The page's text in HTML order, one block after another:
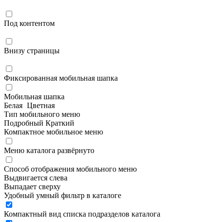
Под контентом
Внизу страницы
Фиксированная мобильная шапка
Мобильная шапка
Белая Цветная
Тип мобильного меню
Подробный Краткий
Компактное мобильное меню
Меню каталога развёрнуто
Способ отображения мобильного меню
Выдвигается слева
Выпадает сверху
Удобный умный фильтр в каталоге
Компактный вид списка подразделов каталога